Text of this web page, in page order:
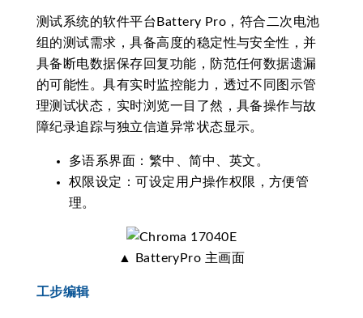
测试系统的软件平台Battery Pro，符合二次电池
组的测试需求，具备高度的稳定性与安全性，并
具备断电数据保存回复功能，防范任何数据遗漏
的可能性。具有实时监控能力，透过不同图示管
理测试状态，实时浏览一目了然，具备操作与故
障纪录追踪与独立信道异常状态显示。
多语系界面：繁中、简中、英文。
权限设定：可设定用户操作权限，方便管
理。
▲ BatteryPro 主画面
工步编辑